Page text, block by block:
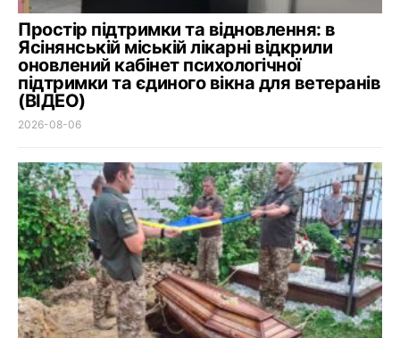
Простір підтримки та відновлення: в
Ясінянській міській лікарні відкрили
оновлений кабінет психологічної
підтримки та єдиного вікна для ветеранів
(ВІДЕО)
2026-08-06